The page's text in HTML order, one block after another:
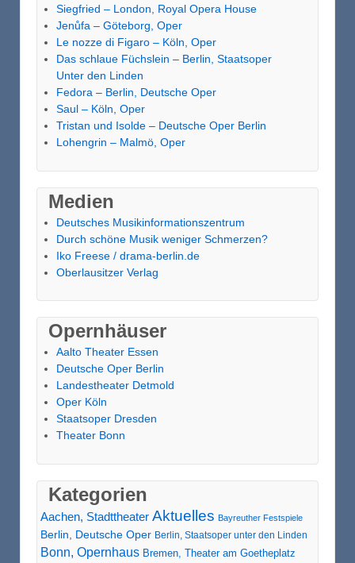
Siegfried – London, Royal Opera House
Jenůfa – Göteborg, Oper
Le nozze di Figaro – Köln, Oper
Das schlaue Füchslein – Berlin, Staatsoper
Unter den Linden
Fedora – Berlin, Deutsche Oper
Saul – Köln, Oper
Tristan und Isolde – Deutsche Oper Berlin
Lohengrin – Malmö, Oper
Medien
Deutsches Musikinformationszentrum
Durch schöne Musik weniger Schmerzen?
Iko Freese / drama-berlin.de
Oberlausitzer Verlag
Opernhäuser
Aalto Theater Essen
Deutsche Oper Berlin
Landestheater Detmold
Oper Köln
Staatsoper Dresden
Theater Bonn
Kategorien
Aachen, Stadttheater Aktuelles Bayreuther Festspiele
Berlin, Deutsche Oper Berlin, Staatsoper unter den Linden
Bonn, Opernhaus Bremen, Theater am Goetheplatz